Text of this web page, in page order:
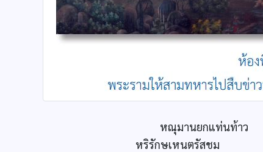
หณุมานยกแท่นท้าว
หริรักษเหนตรัสชม